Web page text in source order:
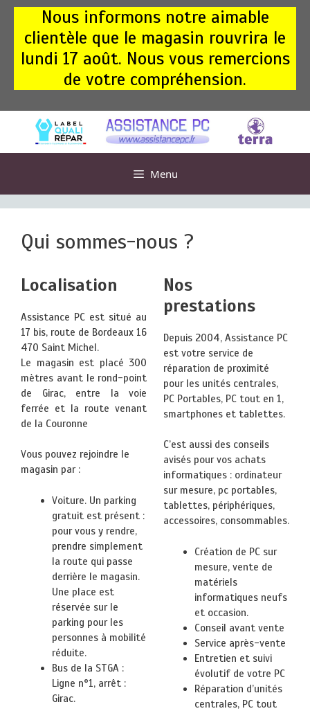
Aller
contenu
Nous informons notre aimable
clientèle que le magasin rouvrira le
lundi 17 août. Nous vous remercions
de votre compréhension.
Menu
Qui sommes-nous ?
Localisation
Assistance PC est situé au
17 bis, route de Bordeaux 16
470 Saint Michel.
Le magasin est placé 300
mètres avant le rond-point
de Girac, entre la voie
ferrée et la route venant
de la Couronne
Vous pouvez rejoindre le
magasin par :
Voiture. Un parking
gratuit est présent :
pour vous y rendre,
prendre simplement
la route qui passe
derrière le magasin.
Une place est
réservée sur le
parking pour les
personnes à mobilité
réduite.
Bus de la STGA :
Ligne n°1, arrêt :
Girac.
Nos
prestations
Depuis 2004, Assistance PC
est votre service de
réparation de proximité
pour les unités centrales,
PC Portables, PC tout en 1,
smartphones et tablettes.
C’est aussi des conseils
avisés pour vos achats
informatiques : ordinateur
sur mesure, pc portables,
tablettes, périphériques,
accessoires, consommables.
Création de PC sur
mesure, vente de
matériels
informatiques neufs
et occasion.
Conseil avant vente
Service après-vente
Entretien et suivi
évolutif de votre PC
Réparation d’unités
centrales, PC tout